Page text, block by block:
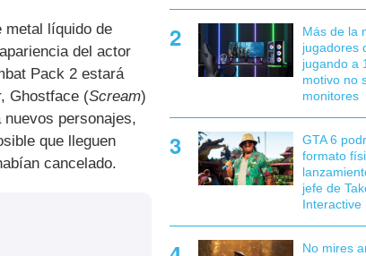
metal líquido de
del actor
Pack 2 estará
Ghostface (Scream)
nuevos personajes,
que lleguen
cancelado.
Más de la
jugadores
jugando a
motivo no
monitores
GTA 6
formato
jefe de
Interactive
No mires